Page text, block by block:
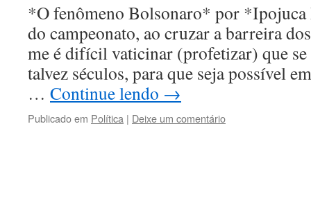
*O fenômeno Bolsonaro* por *Ipojuca
do campeonato, ao cruzar a barreira
me é difícil vaticinar (profetizar) que se
talvez séculos, para que seja possível
… Continue lendo →
Publicado em Política | Deixe um comentário